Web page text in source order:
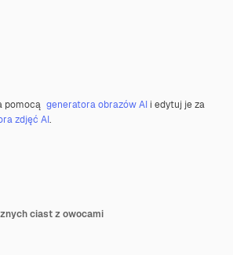
pomocą generatora obrazów AI i edytuj je za
zdjęć AI.
ciast z owocami